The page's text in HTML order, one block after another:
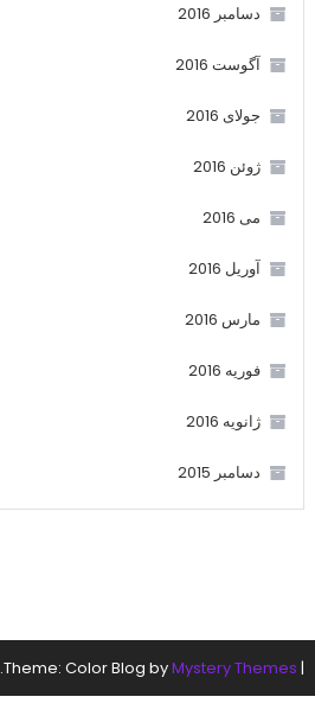
دسامبر 2016
آگوست 2016
جولای 2016
ژوئن 2016
می 2016
آوریل 2016
مارس 2016
فوریه 2016
ژانویه 2016
دسامبر 2015
|
Theme: Color Blog byMystery Themes
.